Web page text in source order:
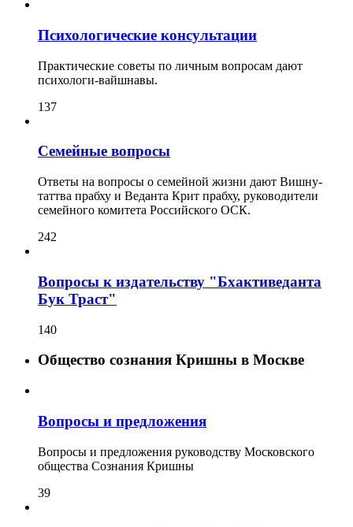
Психологические консультации
Практические советы по личным вопросам дают
психологи-вайшнавы.
137
Семейные вопросы
Ответы на вопросы о семейной жизни дают Вишну-
таттва прабху и Веданта Крит прабху, руководители
семейного комитета Российского ОСК.
242
Вопросы к издательству "Бхактиведанта
Бук Траст"
140
Общество сознания Кришны в Москве
Вопросы и предложения
Вопросы и предложения руководству Московского
общества Сознания Кришны
39